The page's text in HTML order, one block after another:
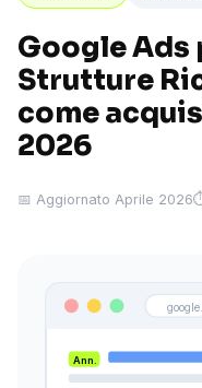
Google Ads
Strutture
come
2026
📅 Aggiornato Aprile 2026
Ann.